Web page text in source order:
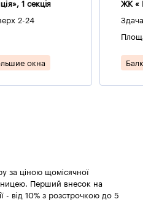
1 секцiя
2-24
окна
ЖК «
за ціною щомісячної
Перший внесок на
- від 10% з розстрочкою до 5